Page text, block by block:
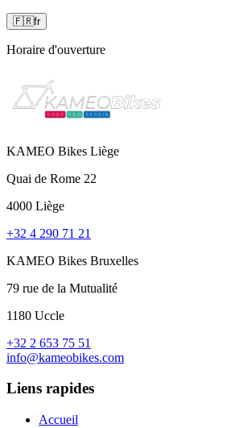
🇫🇷fr
Horaire d'ouverture
KAMEO Bikes Liège
Quai de Rome 22
4000 Liège
+32 4 290 71 21
KAMEO Bikes Bruxelles
79 rue de la Mutualité
1180 Uccle
+32 2 653 75 51
info@kameobikes.com
Liens rapides
Accueil